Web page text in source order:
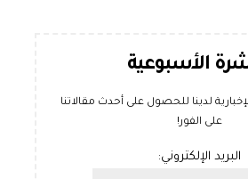
الأسبوعية
لدينا للحصول على أحدث مقالاتنا
على الفور!
البريد الإلكتروني: